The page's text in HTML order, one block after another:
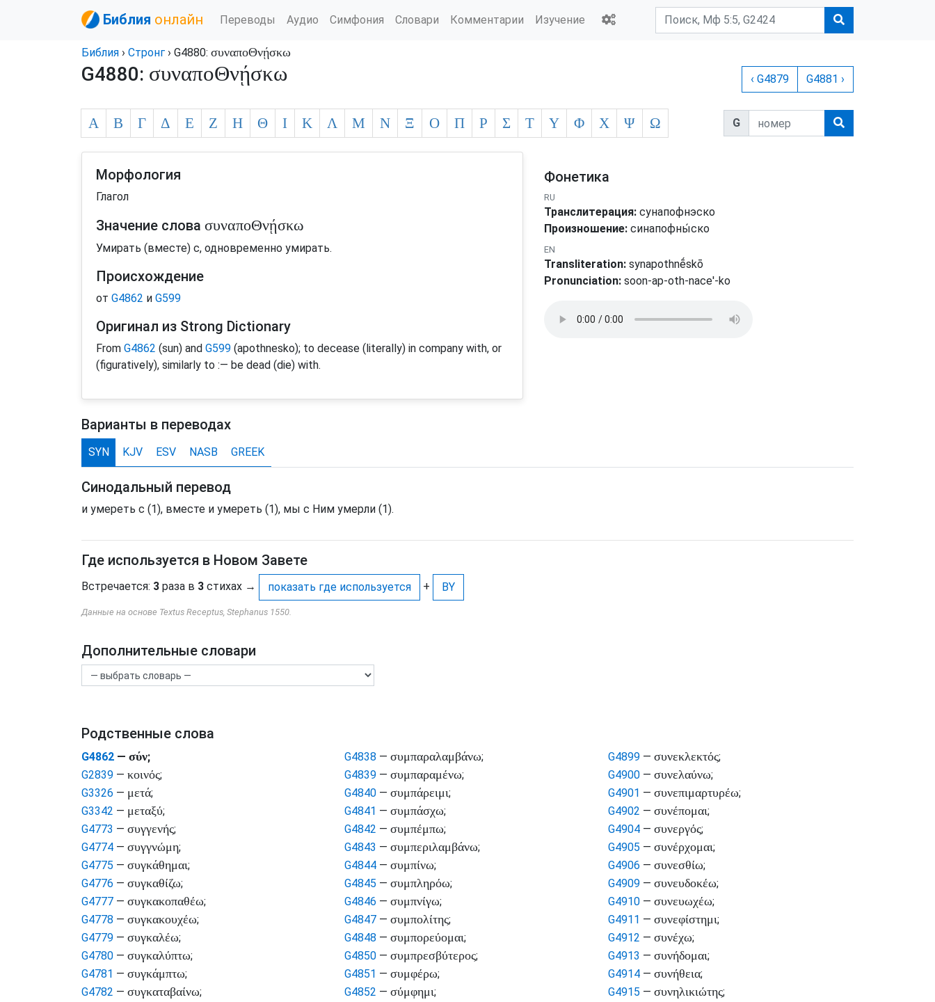
Библия онлайн Переводы Аудио Симфония Словари Комментарии Изучение
Библия › Стронг › G4880: συναποΘνῄσκω
G4880: συναποΘνῄσκω ‹ G4879 G4881 ›
Α Β Γ Δ Ε Ζ Η Θ Ι Κ Λ Μ Ν Ξ Ο Π Ρ Σ Τ Υ Φ Χ Ψ Ω G
Морфология
Глагол
Значение слова συναποΘνῄσκω
Умирать (вместе) с, одновременно умирать.
Происхождение
от G4862 и G599
Оригинал из Strong Dictionary
From G4862 (sun) and G599 (apothnesko); to decease (literally) in company with, or
(figuratively), similarly to :— be dead (die) with.
Фонетика
RU
Транслитерация: сунапофнэско
Произношение: синапοфны́ско
EN
Transliteration: synapothnḗskō
Pronunciation: soon-ap-oth-nace'-ko
Варианты в переводах
SYN KJV ESV NASB GREEK
Синодальный перевод
и умереть с (1), вместе и умереть (1), мы с Ним умерли (1).
Где используется в Новом Завете
Встречается: 3 раза в 3 стихах → показать где используется + BY
Данные на основе Textus Receptus, Stephanus 1550.
Дополнительные словари
Родственные слова
G4862 — σύν;
G2839 — κοινός;
G3326 — μετά;
G3342 — μεταξύ;
G4773 — συγγενής;
G4774 — συγγνώμη;
G4775 — συγκάθημαι;
G4776 — συγκαθίζω;
G4777 — συγκακοπαθέω;
G4778 — συγκακουχέω;
G4779 — συγκαλέω;
G4780 — συγκαλύπτω;
G4781 — συγκάμπτω;
G4782 — συγκαταβαίνω;
G4838 —συμπαραλαμβάνω;
G4839 —συμπαραμένω;
G4840 —συμπάρειμι;
G4841 —συμπάσχω;
G4842 —συμπέμπω;
G4843 —συμπεριλαμβάνω;
G4844 —συμπίνω;
G4845 —συμπληρόω;
G4846 —συμπνίγω;
G4847 —συμπολίτης;
G4848 —συμπορεύομαι;
G4850 —συμπρεσβύτερος;
G4851 —συμφέρω;
G4852 —σύμφημι;
G4899— συνεκλεκτός;
G4900— συνελαύνω;
G4901 — συνεπιμαρτυρέω;
G4902 — συνέπομαι;
G4904— συνεργός;
G4905 — συνέρχομαι;
G4906 — συνεσθίω;
G4909— συνευδοκέω;
G4910— συνευωχέω;
G4911 — συνεφίστημι;
G4912 — συνέχω;
G4913 — συνήδομαι;
G4914— συνήθεια;
G4915 — συνηλικιώτης;